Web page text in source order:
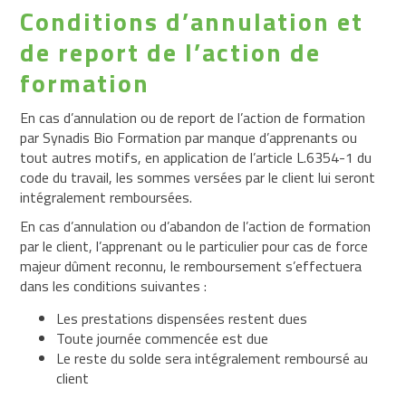
Conditions d’annulation et
de report de l’action de
formation
En cas d’annulation ou de report de l’action de formation
par Synadis Bio Formation par manque d’apprenants ou
tout autres motifs, en application de l’article L.6354-1 du
code du travail, les sommes versées par le client lui seront
intégralement remboursées.
En cas d’annulation ou d’abandon de l’action de formation
par le client, l’apprenant ou le particulier pour cas de force
majeur dûment reconnu, le remboursement s’effectuera
dans les conditions suivantes :
Les prestations dispensées restent dues
Toute journée commencée est due
Le reste du solde sera intégralement remboursé au
client